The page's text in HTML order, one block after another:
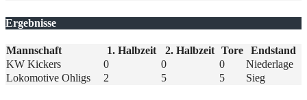
Ergebnisse
Mannschaft 1. Halbzeit 2. Halbzeit Tore
Endstand
KW Kickers
0 0 0
Niederlage
Lokomotive Ohligs
2 5 5 Sieg